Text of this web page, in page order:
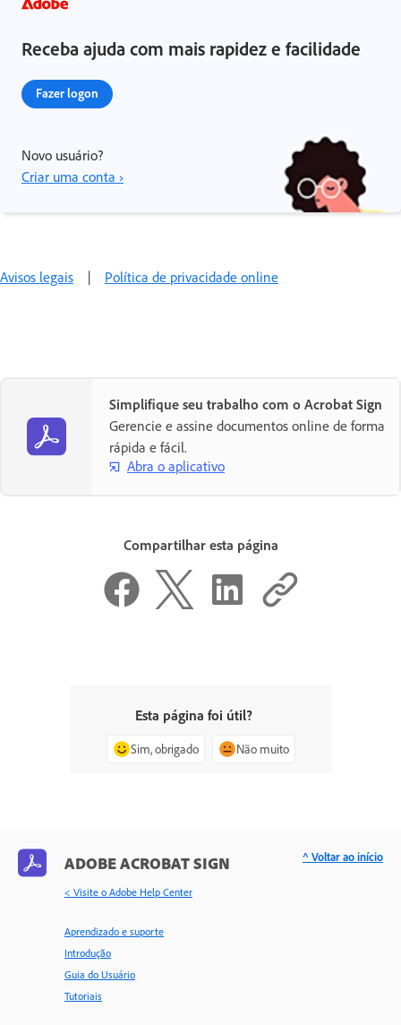
Receba ajuda com mais rapidez e facilidade
Fazer logon
Novo usuário?
Criar uma conta ›
Avisos legais | Política de privacidade online
Simplifique seu trabalho com o Acrobat Sign
Gerencie e assine documentos online de forma
rápida e fácil.
Abra o aplicativo
Compartilhar esta página
Esta página foi útil?
Sim, obrigado Não muito
ADOBE ACROBAT SIGN
< Visite o Adobe Help Center
Aprendizado e suporte
Introdução
Guia do Usuário
Tutoriais
^ Voltar ao início